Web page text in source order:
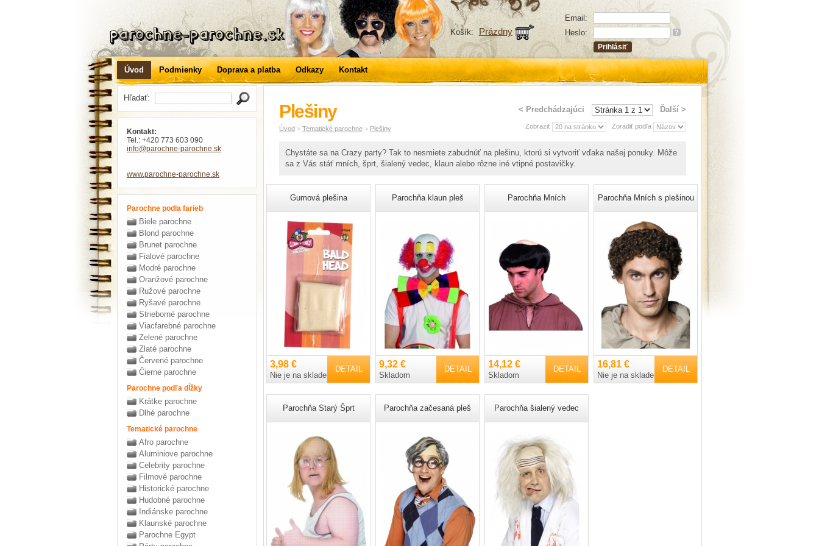
Email:
Heslo:
?
Košík: Prázdny
Úvod Podmienky Doprava a platba Odkazy Kontakt
Hľadať:
Kontakt:
Tel.: +420 773 603 090
info@parochne-parochne.sk
www.parochne-parochne.sk
Parochne podla farieb
Biele parochne
Blond parochne
Brunet parochne
Fialové parochne
Modré parochne
Oranžové parochne
Ružové parochne
Ryšavé parochne
Strieborné parochne
Viacfarebné parochne
Zelené parochne
Zlaté parochne
Červené parochne
Čierne parochne
Parochne podľa dĺžky
Krátke parochne
Dlhé parochne
Tematické parochne
Afro parochne
Aluminiove parochne
Celebrity parochne
Filmové parochne
Historické parochne
Hudobné parochne
Indiánske parochne
Klaunské parochne
Parochne Egypt
< Predchádzajúci Ďalší >
Zobraziť Zoradiť podľa
Plešiny
Úvod > Tematické parochne > Plešiny
Chystáte sa na Crazy party? Tak to nesmiete zabudnúť na plešinu, ktorú si vytvoriť vďaka našej ponuky. Môže
sa z Vás stáť mních, šprt, šialený vedec, klaun alebo rôzne iné vtipné postavičky.
Gumová plešina
DETAIL
3,98 €
Nie je na sklade
Parochňa klaun pleš
DETAIL
9,32 €
Skladom
Parochňa Mních
DETAIL
14,12 €
Skladom
Parochňa Mních s plešinou
DETAIL
16,81 €
Nie je na sklade
Parochňa Starý Šprt Parochňa začesaná pleš Parochňa šialený vedec